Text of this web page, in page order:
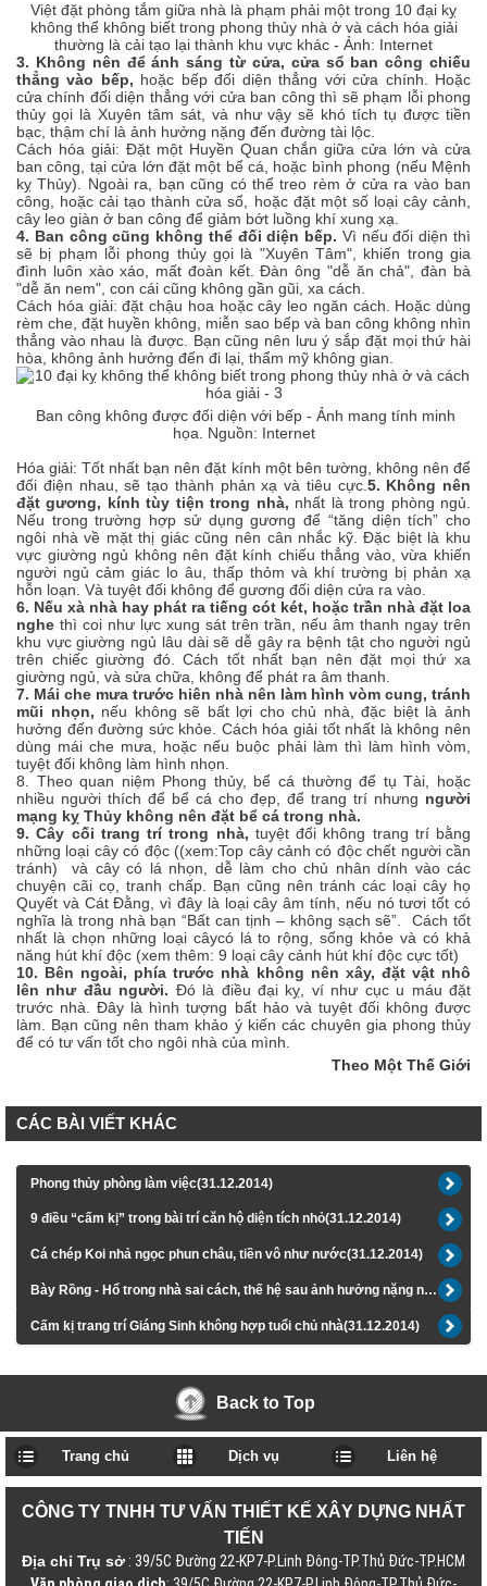
Việt đặt phòng tắm giữa nhà là phạm phải một trong 10 đại kỵ
không thể không biết trong phong thủy nhà ở và cách hóa giải
thường là cải tạo lại thành khu vực khác - Ảnh: Internet
3. Không nên để ánh sáng từ cửa, cửa sổ ban công chiếu
thẳng vào bếp, hoặc bếp đối diện thẳng với cửa chính. Hoặc
cửa chính đối diện thẳng với cửa ban công thì sẽ phạm lỗi phong
thủy gọi là Xuyên tâm sát, và như vậy sẽ khó tích tụ được tiền
bạc, thậm chí là ảnh hưởng nặng đến đường tài lộc.
Cách hóa giải: Đặt một Huyền Quan chắn giữa cửa lớn và cửa
ban công, tại cửa lớn đặt một bể cá, hoặc bình phong (nếu Mệnh
kỵ Thủy). Ngoài ra, bạn cũng có thể treo rèm ở cửa ra vào ban
công, hoặc cải tạo thành cửa sổ, hoặc đặt một số loại cây cảnh,
cây leo giàn ở ban công để giảm bớt luồng khí xung xạ.
4. Ban công cũng không thể đối diện bếp. Vì nếu đối diện thì
sẽ bị phạm lỗi phong thủy gọi là "Xuyên Tâm", khiến trong gia
đình luôn xào xáo, mất đoàn kết. Đàn ông "dễ ăn chả", đàn bà
"dễ ăn nem", con cái cũng không gần gũi, xa cách.
Cách hóa giải: đặt chậu hoa hoặc cây leo ngăn cách. Hoặc dùng
rèm che, đặt huyền không, miễn sao bếp và ban công không nhìn
thẳng vào nhau là được. Bạn cũng nên lưu ý sắp đặt mọi thứ hài
hòa, không ảnh hưởng đến đi lại, thẩm mỹ không gian.
Ban công không được đối diện với bếp - Ảnh mang tính minh
họa. Nguồn: Internet
Hóa giải: Tốt nhất bạn nên đặt kính một bên tường, không nên để
đối điện nhau, sẽ tạo thành phản xạ và tiêu cực. 5. Không nên
đặt gương, kính tùy tiện trong nhà, nhất là trong phòng ngủ.
Nếu trong trường hợp sử dụng gương để “tăng diện tích” cho
ngôi nhà về mặt thị giác cũng nên cân nhắc kỹ. Đặc biệt là khu
vực giường ngủ không nên đặt kính chiếu thẳng vào, vừa khiến
người ngủ cảm giác lo âu, thấp thỏm và khí trường bị phản xạ
hỗn loạn. Và tuyệt đối không để gương đối diện cửa ra vào.
6. Nếu xà nhà hay phát ra tiếng cót két, hoặc trần nhà đặt loa
nghe thì coi như lực xung sát trên trần, nếu âm thanh ngay trên
khu vực giường ngủ lâu dài sẽ dễ gây ra bệnh tật cho người ngủ
trên chiếc giường đó. Cách tốt nhất bạn nên đặt mọi thứ xa
giường ngủ, và sửa chữa, không để phát ra âm thanh.
7. Mái che mưa trước hiên nhà nên làm hình vòm cung, tránh
mũi nhọn, nếu không sẽ bất lợi cho chủ nhà, đặc biệt là ảnh
hưởng đến đường sức khỏe. Cách hóa giải tốt nhất là không nên
dùng mái che mưa, hoặc nếu buộc phải làm thì làm hình vòm,
tuyệt đối không làm hình nhọn.
8. Theo quan niệm Phong thủy, bể cá thường để tụ Tài, hoặc
nhiều người thích để bể cá cho đẹp, để trang trí nhưng người
mạng kỵ Thủy không nên đặt bể cá trong nhà.
9. Cây cối trang trí trong nhà, tuyệt đối không trang trí bằng
những loại cây có độc ((xem:Top cây cảnh có độc chết người cần
tránh) và cây có lá nhọn, dễ làm cho chủ nhân dính vào các
chuyện cãi cọ, tranh chấp. Bạn cũng nên tránh các loại cây họ
Quyết và Cát Đằng, vì đây là loại cây âm tính, nếu nó tươi tốt có
nghĩa là trong nhà bạn “Bất can tịnh – không sạch sẽ”. Cách tốt
nhất là chọn những loại câycó lá to rộng, sống khỏe và có khả
năng hút khí độc (xem thêm: 9 loại cây cảnh hút khí độc cực tốt)
10. Bên ngoài, phía trước nhà không nên xây, đặt vật nhô
lên như đầu người. Đó là điều đại kỵ, ví như cục u máu đặt
trước nhà. Đây là hình tượng bất hảo và tuyệt đối không được
làm. Bạn cũng nên tham khảo ý kiến các chuyên gia phong thủy
để có tư vấn tốt cho ngôi nhà của mình.
Theo Một Thế Giới
CÁC BÀI VIẾT KHÁC
Phong thủy phòng làm việc(31.12.2014)
9 điều “cấm kị” trong bài trí căn hộ diện tích nhỏ(31.12.2014)
Cá chép Koi nhả ngọc phun châu, tiền vô như nước(31.12.2014)
Bày Rồng - Hổ trong nhà sai cách, thế hệ sau ảnh hưởng nặng nề(31.12.2014)
Cấm kị trang trí Giáng Sinh không hợp tuổi chủ nhà(31.12.2014)
Back to Top
Trang chủ Dịch vụ Liên hệ
CÔNG TY TNHH TƯ VẤN THIẾT KẾ XÂY DỰNG NHẤT
TIẾN
Địa chỉ Trụ sở : 39/5C Đường 22-KP7-P.Linh Đông-TP.Thủ Đức-TP.HCM